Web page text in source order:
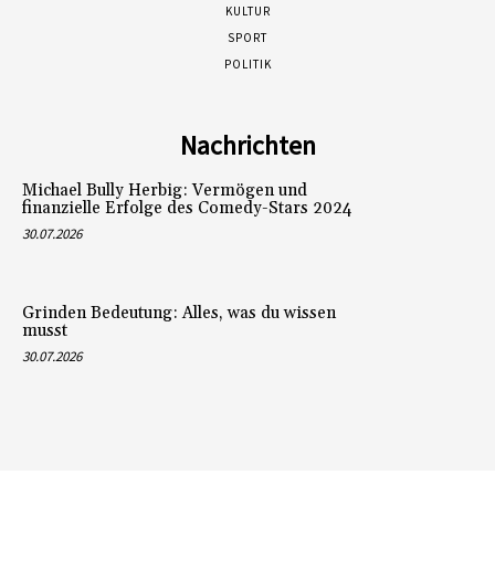
KULTUR
SPORT
POLITIK
Nachrichten
Michael Bully Herbig: Vermögen und
finanzielle Erfolge des Comedy-Stars 2024
30.07.2026
Grinden Bedeutung: Alles, was du wissen
musst
30.07.2026